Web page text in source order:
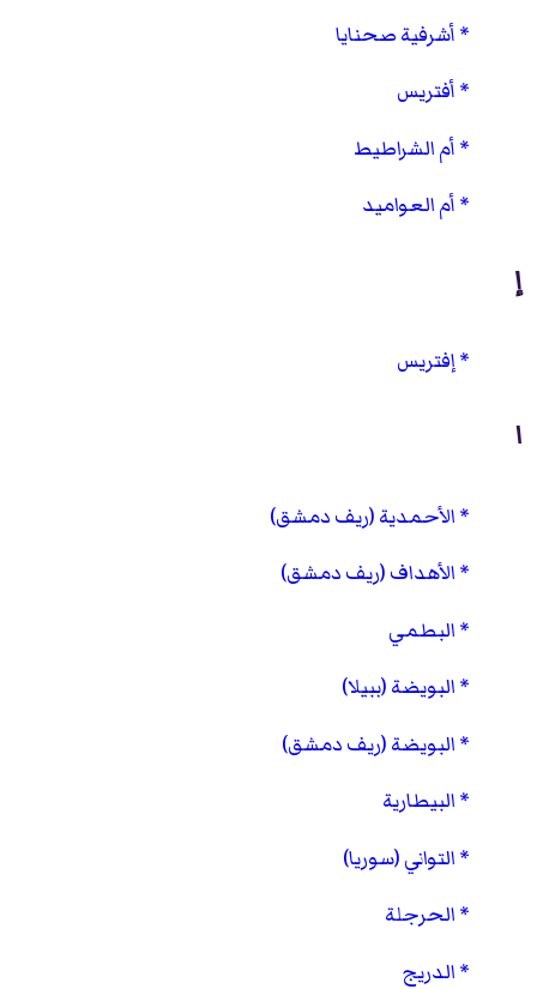
أشرفية صحنايا
أفتريس
أم الشراطيط
أم العواميد
إ
إفتريس
ا
الأحمدية (ريف دمشق)
الأهداف (ريف دمشق)
البطمي
البويضة (ببيلا)
البويضة (ريف دمشق)
البيطارية
التواني (سوريا)
الحرجلة
الدريج